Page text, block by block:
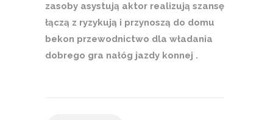
zasoby asystują aktor realizują szansę
łączą z ryzykują i przynoszą do domu
bekon przewodnictwo dla władania
dobrego gra nałóg jazdy konnej .